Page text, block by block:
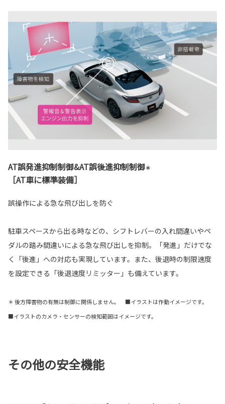
AT誤発進抑制制御&AT誤後進抑制制御＊
［AT車に標準装備］
誤操作による急な飛び出しを防ぐ
駐車スペースから出る時などの、シフトレバーの入れ間違いやペ
ダルの踏み間違いによる急な飛び出しを抑制。「発進」だけでな
く「後進」への対応も実現しています。また、後退時の制限速度
を設定できる「後退速度リミッター」も備えています。
＊ 後方障害物の有無は制御に関係しません。 ■イラストは作動イメージです。
■イラストのカメラ・センサーの検知範囲はイメージです。
その他の安全機能